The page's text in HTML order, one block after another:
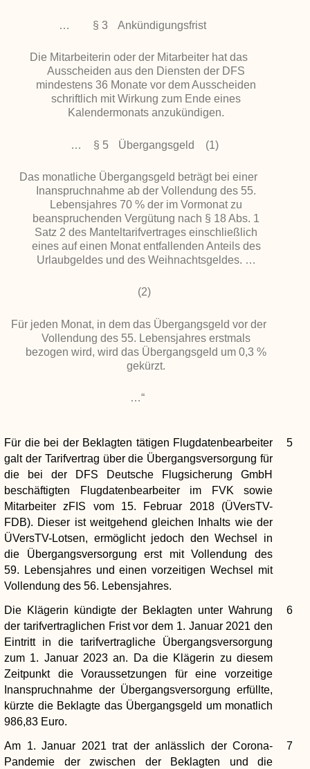
… § 3 Ankündigungsfrist
Die Mitarbeiterin oder der Mitarbeiter hat das
Ausscheiden aus den Diensten der DFS
mindestens 36 Monate vor dem Ausscheiden
schriftlich mit Wirkung zum Ende eines
Kalendermonats anzukündigen.
… § 5 Übergangsgeld (1)
Das monatliche Übergangsgeld beträgt bei einer
Inanspruchnahme ab der Vollendung des 55.
Lebensjahres 70 % der im Vormonat zu
beanspruchenden Vergütung nach § 18 Abs. 1
Satz 2 des Manteltarifvertrages einschließlich
eines auf einen Monat entfallenden Anteils des
Urlaubgeldes und des Weihnachtsgeldes. …
(2)
Für jeden Monat, in dem das Übergangsgeld vor der
Vollendung des 55. Lebensjahres erstmals
bezogen wird, wird das Übergangsgeld um 0,3 %
gekürzt.
…“
5
Für die bei der Beklagten tätigen Flugdatenbearbeiter
galt der Tarifvertrag über die Übergangsversorgung für
die bei der DFS Deutsche Flugsicherung GmbH
beschäftigten Flugdatenbearbeiter im FVK sowie
Mitarbeiter zFIS vom 15. Februar 2018 (ÜVersTV-
FDB). Dieser ist weitgehend gleichen Inhalts wie der
ÜVersTV-Lotsen, ermöglicht jedoch den Wechsel in
die Übergangsversorgung erst mit Vollendung des
59. Lebensjahres und einen vorzeitigen Wechsel mit
Vollendung des 56. Lebensjahres.
6
Die Klägerin kündigte der Beklagten unter Wahrung
der tarifvertraglichen Frist vor dem 1. Januar 2021 den
Eintritt in die tarifvertragliche Übergangsversorgung
zum 1. Januar 2023 an. Da die Klägerin zu diesem
Zeitpunkt die Voraussetzungen für eine vorzeitige
Inanspruchnahme der Übergangsversorgung erfüllte,
kürzte die Beklagte das Übergangsgeld um monatlich
986,83 Euro.
7
Am 1. Januar 2021 trat der anlässlich der Corona-
Pandemie der zwischen der Beklagten und die